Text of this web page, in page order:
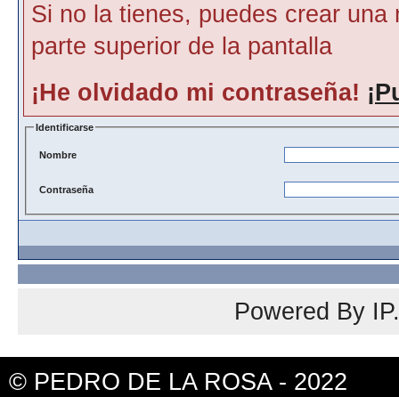
Si no la tienes, puedes crear
parte superior de la pantalla
¡He olvidado mi contraseña!
Identificarse
Nombre
Contraseña
Powered By
© PEDRO DE LA ROSA - 2022